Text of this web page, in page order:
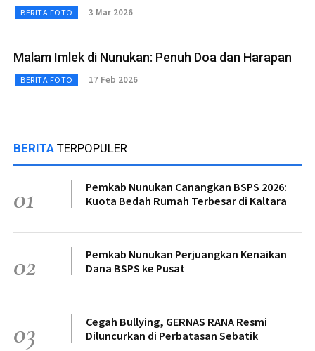
BERITA FOTO 3 Mar 2026
Malam Imlek di Nunukan: Penuh Doa dan Harapan
BERITA FOTO 17 Feb 2026
BERITA TERPOPULER
01
Pemkab Nunukan Canangkan BSPS 2026:
Kuota Bedah Rumah Terbesar di Kaltara
02
Pemkab Nunukan Perjuangkan Kenaikan
Dana BSPS ke Pusat
03
Cegah Bullying, GERNAS RANA Resmi
Diluncurkan di Perbatasan Sebatik